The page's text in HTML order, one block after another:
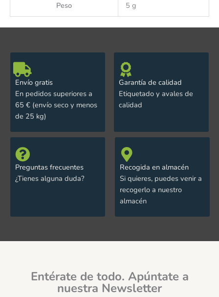
Peso 5 g
Envío gratis
En pedidos superiores a
65 € (envío seco y menos
de 25 kg)
Garantía de calidad
Etiquetado y avales de
calidad
Preguntas frecuentes
¿Tienes alguna duda?
Recogida en almacén
Si quieres, puedes venir a
recogerlo a nuestro
almacén
Entérate de todo. Apúntate a
nuestra Newsletter